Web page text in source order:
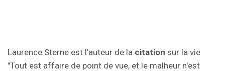
Laurence Sterne est l'auteur de la citation sur la vie
"Tout est affaire de point de vue, et le malheur n'est